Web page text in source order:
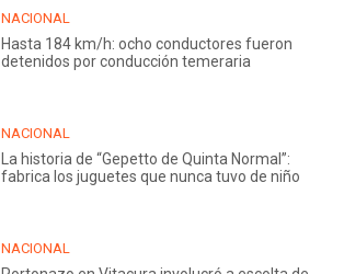
NACIONAL
Hasta 184 km/h: ocho conductores fueron
detenidos por conducción temeraria
NACIONAL
La historia de “Gepetto de Quinta Normal”:
fabrica los juguetes que nunca tuvo de niño
NACIONAL